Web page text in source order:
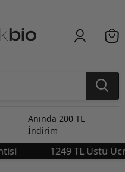
Anında 200 TL
İndirim
1249 TL Üstü